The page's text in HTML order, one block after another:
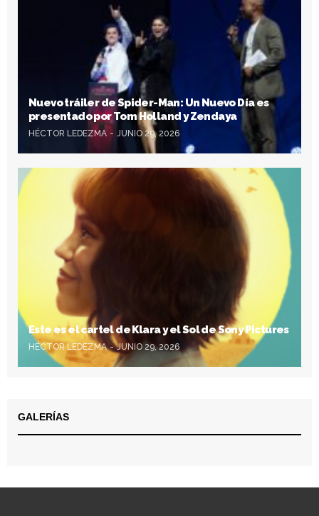
Nuevo tráiler de Spider-Man: Un Nuevo Día es
presentado por Tom Holland y Zendaya
HÉCTOR LEDEZMA JUNIO 29, 2026
Este es el cartel de Klara y el Sol de Sony Pictures
HÉCTOR LEDEZMA JUNIO 29, 2026
GALERÍAS